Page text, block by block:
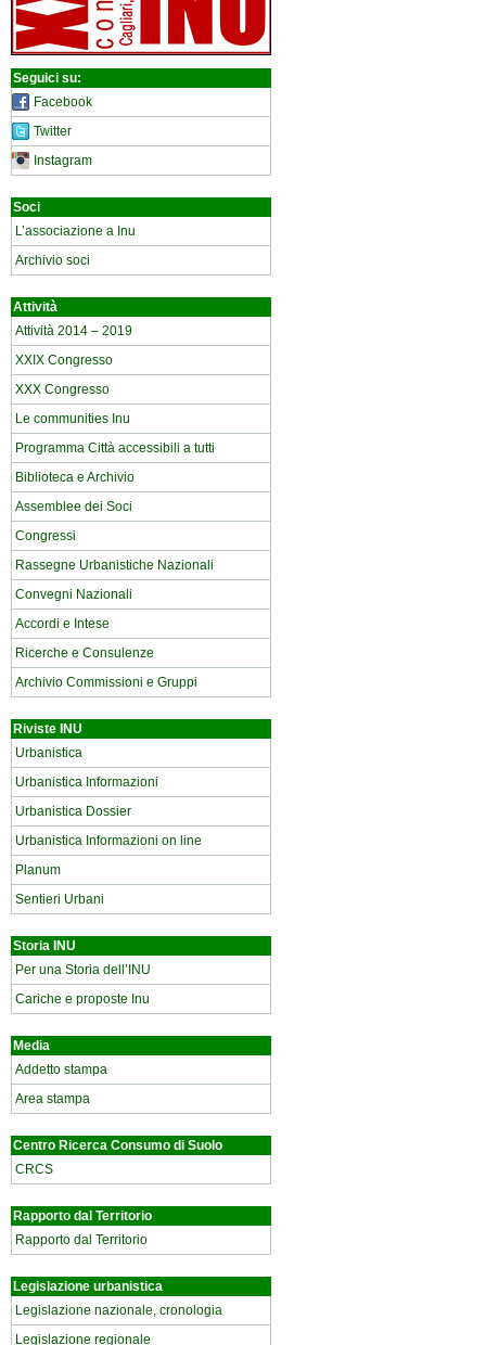
Seguici su:
Facebook
Twitter
Instagram
Soci
L’associazione a Inu
Archivio soci
Attività
Attività 2014 – 2019
XXIX Congresso
XXX Congresso
Le communities Inu
Programma Città accessibili a tutti
Biblioteca e Archivio
Assemblee dei Soci
Congressi
Rassegne Urbanistiche Nazionali
Convegni Nazionali
Accordi e Intese
Ricerche e Consulenze
Archivio Commissioni e Gruppi
Riviste INU
Urbanistica
Urbanistica Informazioni
Urbanistica Dossier
Urbanistica Informazioni on line
Planum
Sentieri Urbani
Storia INU
Per una Storia dell’INU
Cariche e proposte Inu
Media
Addetto stampa
Area stampa
Centro Ricerca Consumo di Suolo
CRCS
Rapporto dal Territorio
Rapporto dal Territorio
Legislazione urbanistica
Legislazione nazionale, cronologia
Legislazione regionale